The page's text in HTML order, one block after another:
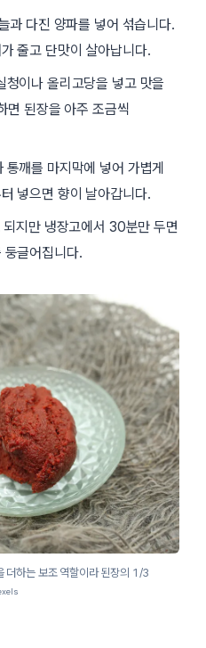
과 다진 양파를 넣어 섞습니다.
줄고 단맛이 살아납니다.
이나 올리고당을 넣고 맛을
면 된장을 아주 조금씩
깨를 마지막에 넣어 가볍게
넣으면 향이 날아갑니다.
지만 냉장고에서 30분만 두면
둥글어집니다.
더하는 보조 역할이라 된장의 1/3